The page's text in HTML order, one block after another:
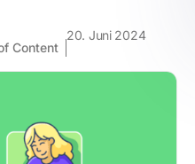
Content
20. Juni 2024